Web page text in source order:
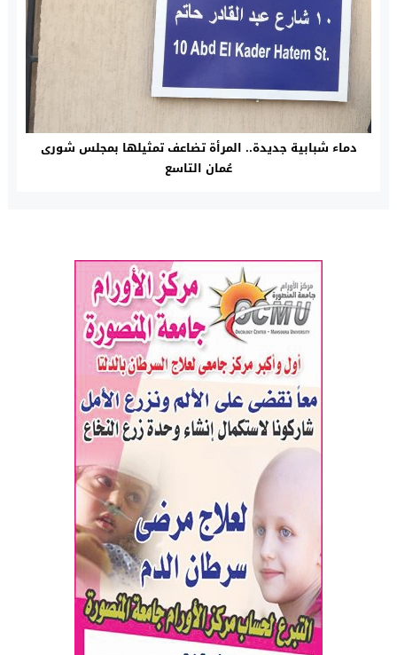
دماء شبابية جديدة.. المرأة تضاعف تمثيلها بمجلس شورى
عُمان التاسع